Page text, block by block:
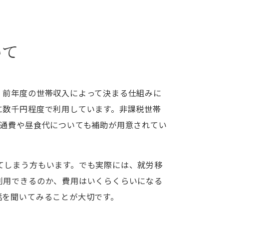
年度の世帯収入によって決まる仕組みに
千円程度で利用しています。非課税世帯
費や昼食代についても補助が用意されてい
まう方もいます。でも実際には、就労移
できるのか、費用はいくらくらいになる
聞いてみることが大切です。